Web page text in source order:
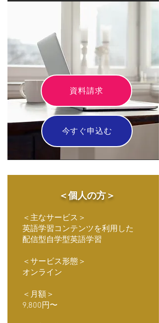
資料請求
今すぐ申込む
＜個人の方＞
＜主なサービス＞
​英語学習コンテンツを利用した
配信型自学型英語学習
＜サービス形態＞
オンライン
＜月額＞
9,800円〜